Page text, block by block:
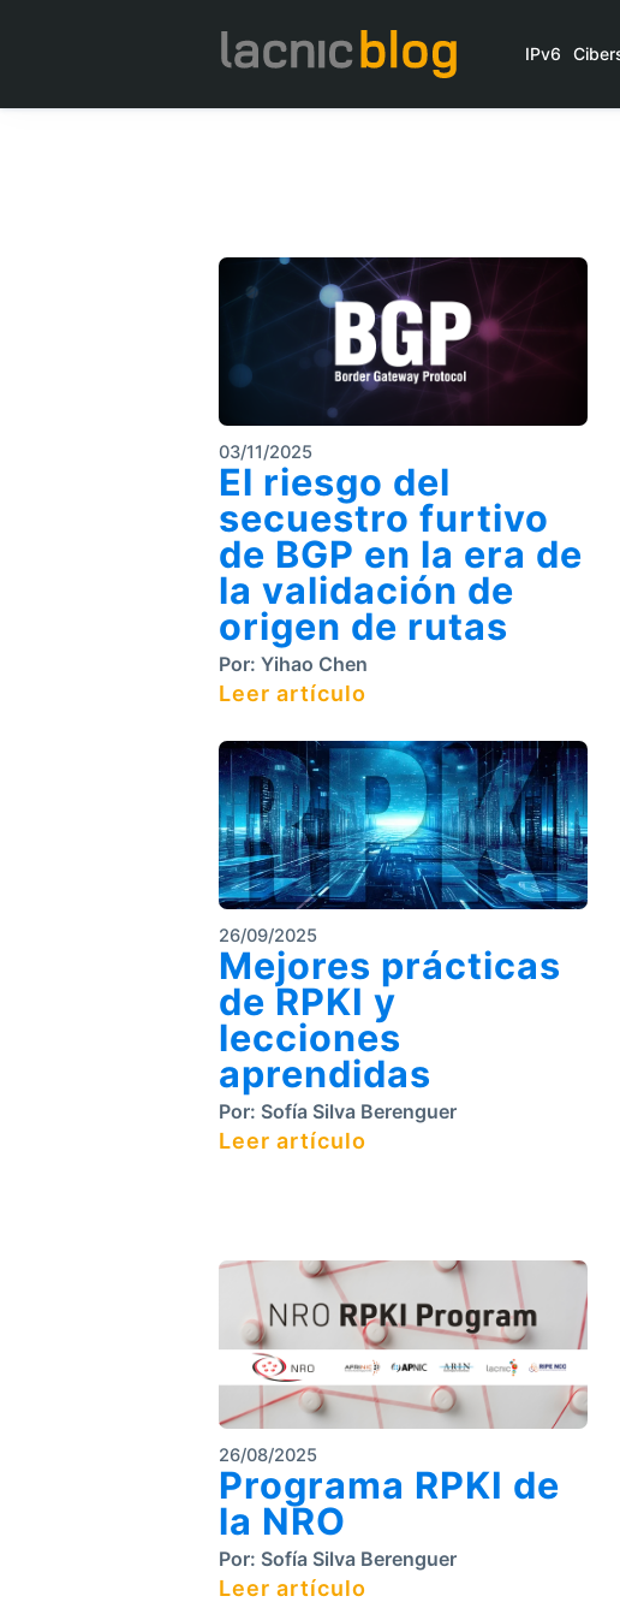
IPv6
03/11/2025
El riesgo del
secuestro furtivo
de BGP en la era de
la validación de
origen de rutas
Por: Yihao Chen
Leer artículo
26/09/2025
Mejores prácticas
de RPKI y
lecciones
aprendidas
Por: Sofía Silva Berenguer
Leer artículo
26/08/2025
Programa RPKI de
la NRO
Por: Sofía Silva Berenguer
Leer artículo